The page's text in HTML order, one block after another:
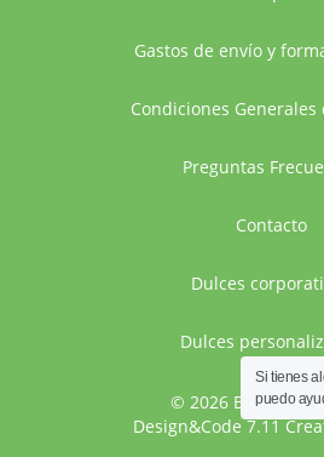
Gastos de envío y
Condiciones Generales
Preguntas
Contacto
Dulces
Dulces
© 2026 Bocaditos
Design&Code 7.11
Si tienes
puedo